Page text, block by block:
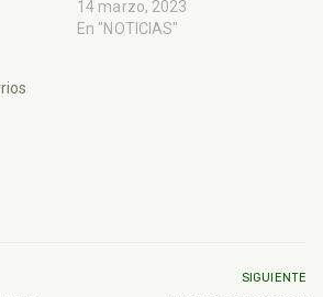
14 marzo, 2023
En "NOTICIAS"
SIGUIENTE